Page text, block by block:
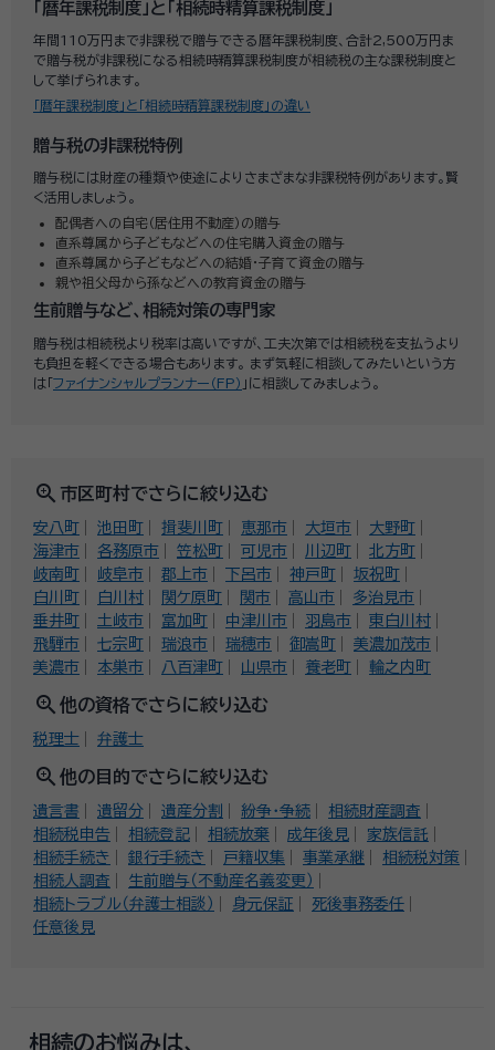
「暦年課税制度」と「相続時精算課税制度」
年間110万円まで非課税で贈与できる暦年課税制度、合計2,500万円ま
で贈与税が非課税になる相続時精算課税制度が相続税の主な課税制度と
して挙げられます。
「暦年課税制度」と「相続時精算課税制度」の違い
贈与税の非課税特例
贈与税には財産の種類や使途によりさまざまな非課税特例があります。賢
く活用しましょう。
配偶者への自宅（居住用不動産）の贈与
直系尊属から子どもなどへの住宅購入資金の贈与
直系尊属から子どもなどへの結婚・子育て資金の贈与
親や祖父母から孫などへの教育資金の贈与
生前贈与など、相続対策の専門家
贈与税は相続税より税率は高いですが、工夫次第では相続税を支払うより
も負担を軽くできる場合もあります。 まず気軽に相談してみたいという方
は「ファイナンシャルプランナー（FP） 」に相談してみましょう。
zoom_in 市区町村でさらに絞り込む
安八町 池田町 揖斐川町 恵那市 大垣市
大野町
海津市
各務原市 笠松町 可児市 川辺町
北方町
岐南町
岐阜市 郡上市 下呂市 神戸町
坂祝町
白川町
白川村 関ケ原町 関市 高山市
多治見市
垂井町
土岐市 富加町 中津川市 羽島市
東白川村
飛騨市
七宗町 瑞浪市 瑞穂市 御嵩町
美濃加茂市
美濃市
本巣市 八百津町 山県市 養老町 輪之内町
zoom_in 他の資格でさらに絞り込む
税理士 弁護士
zoom_in 他の目的でさらに絞り込む
遺言書 遺留分 遺産分割 紛争・争続
相続財産調査
相続税申告
相続登記 相続放棄 成年後見
家族信託
相続手続き
銀行手続き 戸籍収集 事業承継
相続税対策
相続人調査
生前贈与（不動産名義変更）
相続トラブル（弁護士相談）
身元保証
死後事務委任
任意後見
相続のお悩みは、